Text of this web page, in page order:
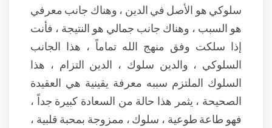
سلوكي هو الأصل في الدين ، وهناك جانب معرفي
هو السبب ، وهناك جانب جمالي هو النتيجة ، فأنت
إذا سلكت وفق منهج الله تماماً ، هذا الجانب
السلوكي ، والدين سلوك ، الدين التزام ، هذا
السلوك الملتزم سببه معرفة يقينية هي العقيدة
الصحيحة ، يثمر هذا حالة من السعادة كبيرة جداً ،
فهو طاعة طوعية ، سلوك ، ممزوجة بمحبة قلبية ،